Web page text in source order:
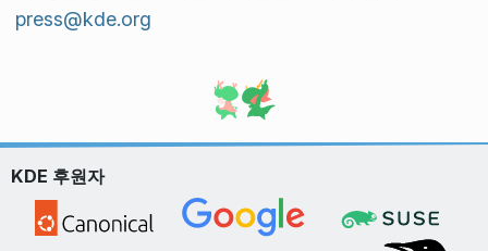
press@kde.org
KDE 후원자